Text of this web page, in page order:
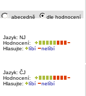
abecedně dle hodnocení
Jazyk: NJ
Hodnocení:
Hlasujte:
líbí nelíbí
Jazyk: ČJ
Hodnocení:
Hlasujte:
líbí nelíbí